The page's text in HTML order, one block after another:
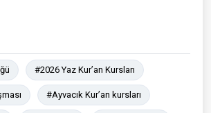
#2026 Yaz Kur’an Kursları
#Ayvacık Kur’an kursları